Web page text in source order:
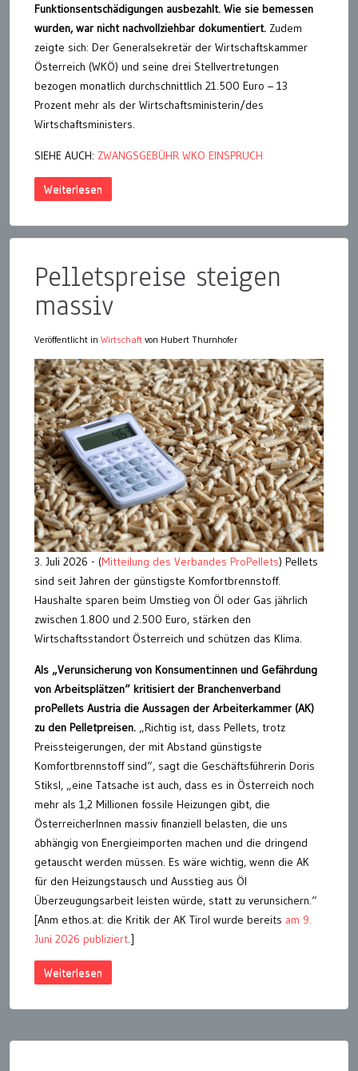
Funktionsentschädigungen ausbezahlt. Wie sie bemessen
wurden, war nicht nachvollziehbar dokumentiert. Zudem
zeigte sich: Der Generalsekretär der Wirtschaftskammer
Österreich (WKÖ) und seine drei Stellvertretungen
bezogen monatlich durchschnittlich 21.500 Euro – 13
Prozent mehr als der Wirtschaftsministerin/des
Wirtschaftsministers.
SIEHE AUCH: ZWANGSGEBÜHR WKO EINSPRUCH
Weiterlesen
Pelletspreise steigen
massiv
Veröffentlicht in Wirtschaft von Hubert Thurnhofer
3. Juli 2026 - (Mitteilung des Verbandes ProPellets) Pellets
sind seit Jahren der günstigste Komfortbrennstoff.
Haushalte sparen beim Umstieg von Öl oder Gas jährlich
zwischen 1.800 und 2.500 Euro, stärken den
Wirtschaftsstandort Österreich und schützen das Klima.
Als „Verunsicherung von Konsument:innen und Gefährdung
von Arbeitsplätzen“ kritisiert der Branchenverband
proPellets Austria die Aussagen der Arbeiterkammer (AK)
zu den Pelletpreisen. „Richtig ist, dass Pellets, trotz
Preissteigerungen, der mit Abstand günstigste
Komfortbrennstoff sind“, sagt die Geschäftsführerin Doris
Stiksl, „eine Tatsache ist auch, dass es in Österreich noch
mehr als 1,2 Millionen fossile Heizungen gibt, die
ÖsterreicherInnen massiv finanziell belasten, die uns
abhängig von Energieimporten machen und die dringend
getauscht werden müssen. Es wäre wichtig, wenn die AK
für den Heizungstausch und Ausstieg aus Öl
Überzeugungsarbeit leisten würde, statt zu verunsichern.“
[Anm ethos.at: die Kritik der AK Tirol wurde bereits am 9.
Juni 2026 publiziert.]
Weiterlesen
der